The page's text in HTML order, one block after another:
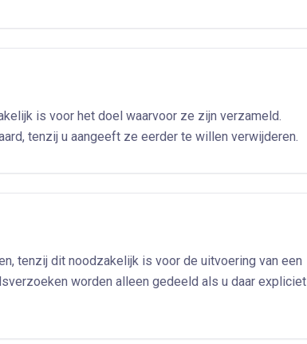
is voor het doel waarvoor ze zijn verzameld.
tenzij u aangeeft ze eerder te willen verwijderen.
tenzij dit noodzakelijk is voor de uitvoering van een
worden alleen gedeeld als u daar expliciet